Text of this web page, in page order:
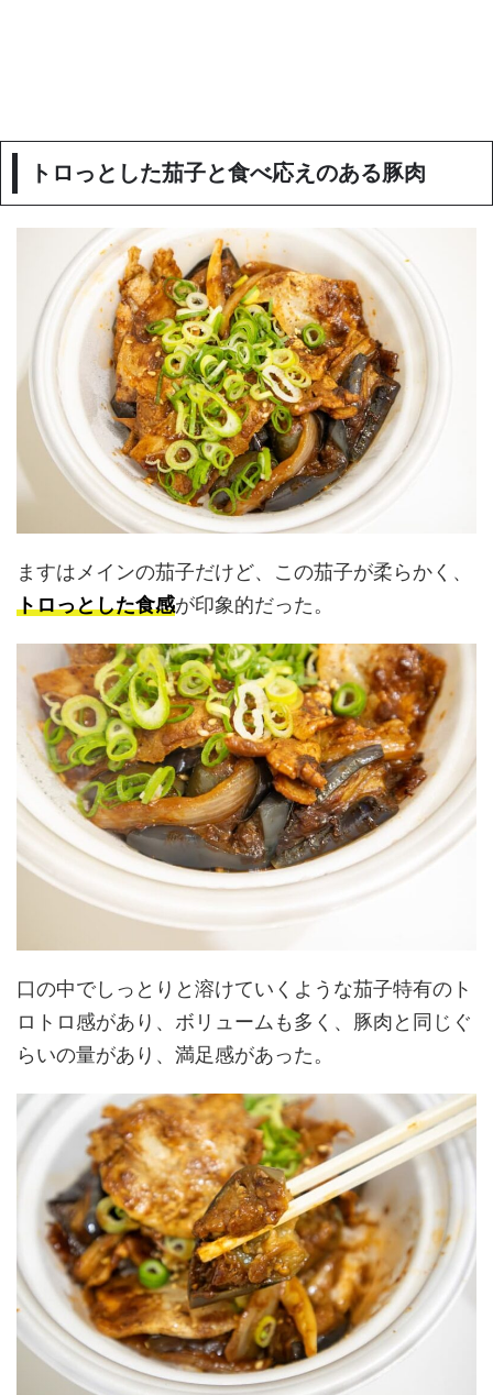
トロっとした茄子と食べ応えのある豚肉
ますはメインの茄子だけど、この茄子が柔らかく、
トロっとした食感が印象的だった。
口の中でしっとりと溶けていくような茄子特有のト
ロトロ感があり、ボリュームも多く、豚肉と同じぐ
らいの量があり、満足感があった。